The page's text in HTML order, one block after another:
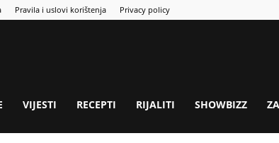
Pravila i uslovi korištenja Privacy policy
VIJESTI RECEPTI RIJALITI SHOWBIZZ